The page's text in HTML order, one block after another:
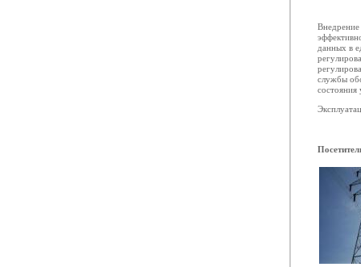
Внедрение
данных в
службы
состояния